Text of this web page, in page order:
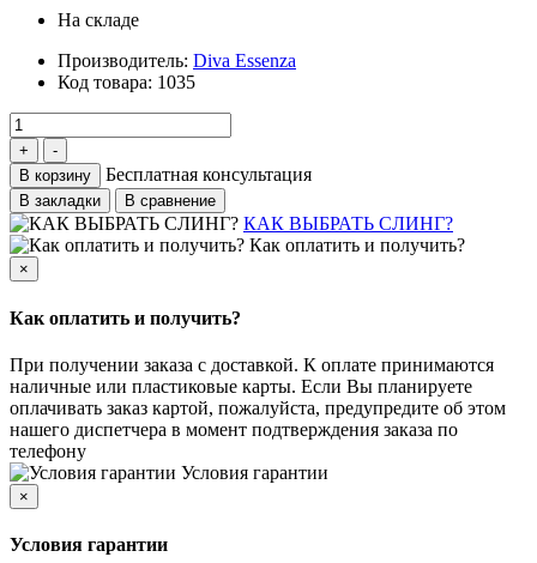
На складе
Производитель: Diva Essenza
Код товара: 1035
В корзину Бесплатная консультация
В закладки В сравнение
КАК ВЫБРАТЬ СЛИНГ?
Как оплатить и получить?
×
Как оплатить и получить?
При получении заказа с доставкой. К оплате принимаются
наличные или пластиковые карты. Если Вы планируете
оплачивать заказ картой, пожалуйста, предупредите об этом
нашего диспетчера в момент подтверждения заказа по
телефону
Условия гарантии
×
Условия гарантии